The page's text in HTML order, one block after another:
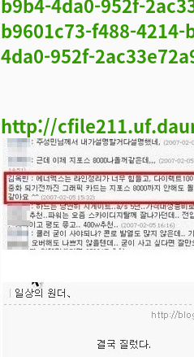
b9601c73-f488-
4da0-952f-
http://